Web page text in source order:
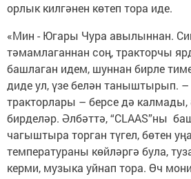
орлык килгәнен көтеп тора иде.
«Мин - Югары Чура авылыннан.
тәмамлаганнан соң, тракторчы
башлаган идем, шуннан бирле
диде ул, үзе белән таныштырып.
тракторлары – берсе дә
бирделәр. Әлбәттә, “CLAAS”ны
чагыштыра торган түгел, бөтен
температураны көйләргә була,
керми, музыка уйнап тора. Өч